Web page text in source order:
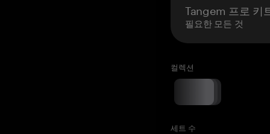
Tangem 프로 키
필요한 모든 것
컬렉션
세트 수